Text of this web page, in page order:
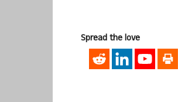
Spread the love